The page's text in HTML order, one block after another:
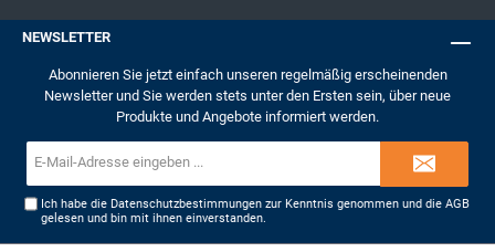
NEWSLETTER
Abonnieren Sie jetzt einfach unseren regelmäßig erscheinenden
Newsletter und Sie werden stets unter den Ersten sein, über neue
Produkte und Angebote informiert werden.
Adresse*
Ich habe dieDatenschutzbestimmungen zur Kenntnis genommen und dieAGB
gelesen und bin mit ihnen einverstanden.